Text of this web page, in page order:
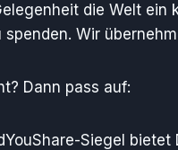
die Welt
Wir
Dann pass auf:
Siegel